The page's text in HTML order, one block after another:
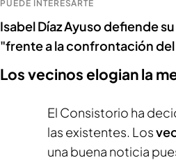
PUEDE INTERESARTE
Isabel Díaz Ayuso defiende
"frente a la confrontación
Los vecinos elogian la
El Consistorio ha
las existentes. Los
una buena noticia